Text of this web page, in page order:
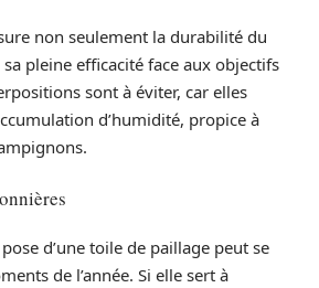
non seulement la durabilité du
pleine efficacité face aux objectifs
sont à éviter, car elles
d’humidité, propice à
d’une toile de paillage peut se
de l’année. Si elle sert à